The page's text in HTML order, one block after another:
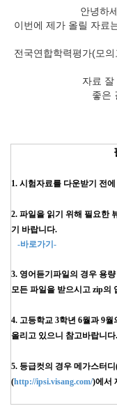
안녕하
이번에 제가 올릴 자료
전국연합학력평가(모
자료 잘
좋은
1. 시험자료를 다운받기 전
2. 파일을 읽기 위해 필요한
기 바랍니다.
-바로가기-
3. 영어듣기파일의 경우 용
모든 파일을 받으시고 zip의
4. 고등학교 3학년 6월과 9
올리고 있으니 참고바랍니다.
5. 등급컷의 경우 메가스터디
(http://ipsi.visang.com/)에서